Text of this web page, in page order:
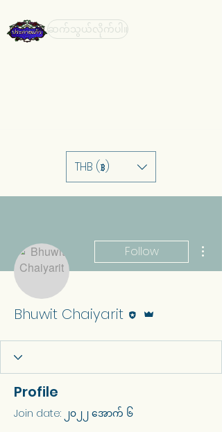
ဆက်သွယ်လိုက်ပါ။
THB (฿)
Follow
Bhuwit Chaiyarit
Profile
Join date: ၂၀၂၂ အောက် ၆